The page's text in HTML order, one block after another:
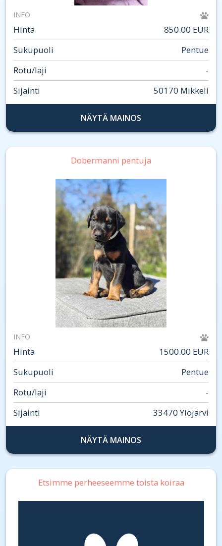
INFO
Hinta
850.00 EUR
Sukupuoli
Pentue
Rotu/laji
-
Sijainti
50170 Mikkeli
NÄYTÄ MAINOS
Dobermanni pentuja
INFO
Hinta
1500.00 EUR
Sukupuoli
Pentue
Rotu/laji
-
Sijainti
33470 Ylöjärvi
NÄYTÄ MAINOS
Etsimme perheeseemme toista koiraa